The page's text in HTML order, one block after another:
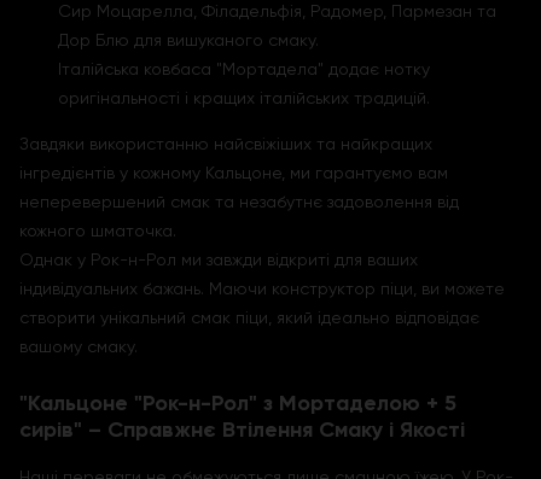
Сир Моцарелла, Філадельфія, Радомер, Пармезан та
Дор Блю для вишуканого смаку.
Італійська ковбаса "Мортадела" додає нотку
оригінальності і кращих італійських традицій.
Завдяки використанню найсвіжіших та найкращих
інгредієнтів у кожному Кальцоне, ми гарантуємо вам
неперевершений смак та незабутнє задоволення від
кожного шматочка.
Однак у Рок-н-Рол ми завжди відкриті для ваших
індивідуальних бажань. Маючи конструктор піци, ви можете
створити унікальний смак піци, який ідеально відповідає
вашому смаку.
"Кальцоне "Рок-н-Рол" з Мортаделою + 5
сирів" – Справжнє Втілення Смаку і Якості